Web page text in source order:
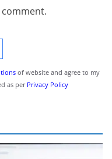
of website and agree to my
as per Privacy Policy